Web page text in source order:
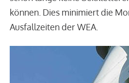
können. Dies minimiert die
Ausfallzeiten der WEA.